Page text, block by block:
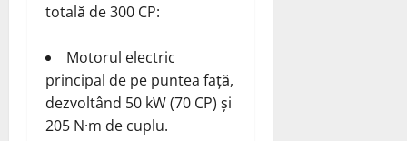
totală de 300 CP:
Motorul electric
principal de pe puntea față,
dezvoltând 50 kW (70 CP) și
205 N·m de cuplu.